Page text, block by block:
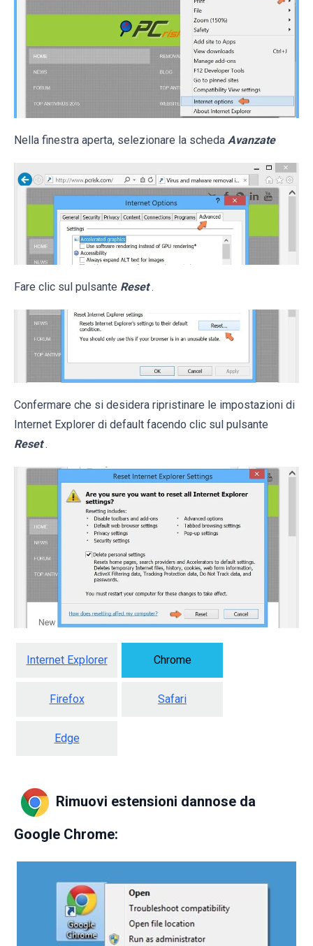
Nella finestra aperta, selezionare la scheda Avanzate
Fare clic sul pulsante Reset .
Confermare che si desidera ripristinare le impostazioni di
Internet Explorer di default facendo clic sul pulsante
Reset .
Internet Explorer Chrome
Firefox Safari
Edge
Rimuovi estensioni dannose da
Google Chrome: